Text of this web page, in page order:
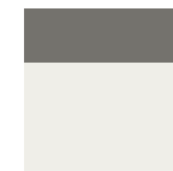
Les stages pour
Se former à la